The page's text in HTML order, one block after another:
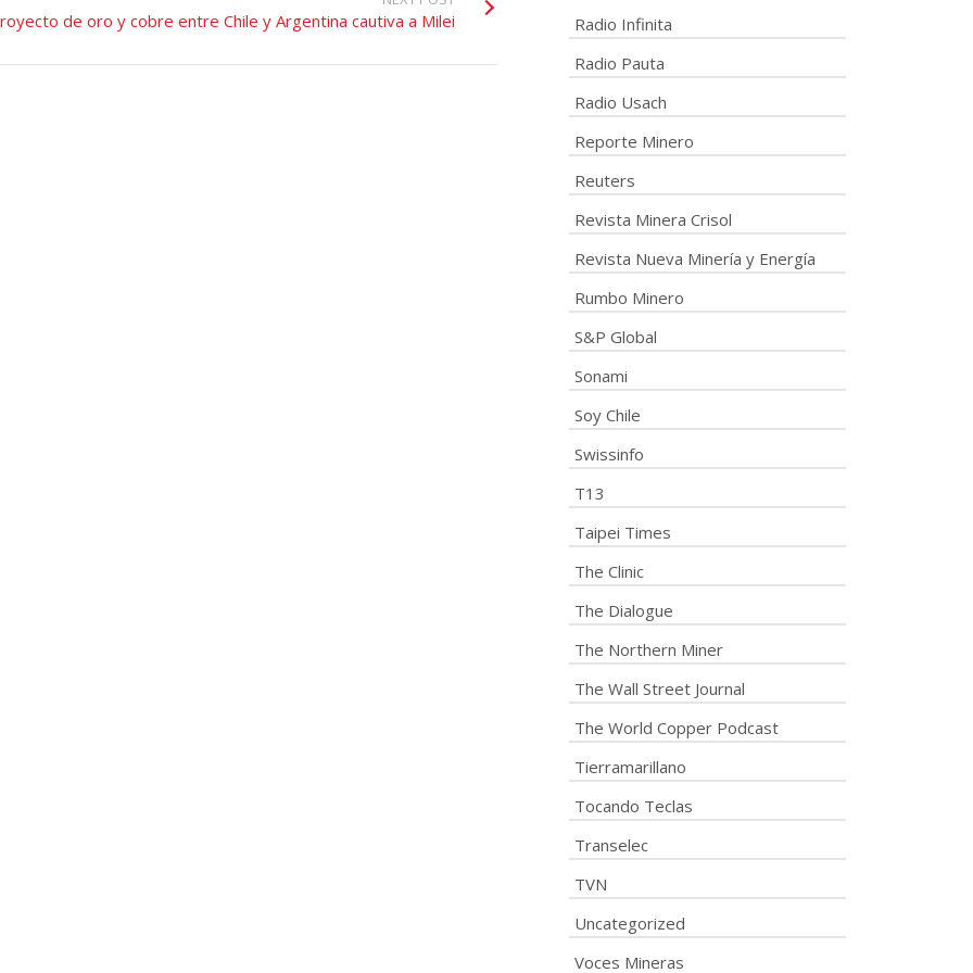
de oro y cobre entre Chile y Argentina cautiva a Milei
Radio Infinita
Radio Pauta
Radio Usach
Reporte Minero
Reuters
Revista Minera Crisol
Revista Nueva Minería y Energía
Rumbo Minero
S&P Global
Sonami
Soy Chile
Swissinfo
T13
Taipei Times
The Clinic
The Dialogue
The Northern Miner
The Wall Street Journal
The World Copper Podcast
Tierramarillano
Tocando Teclas
Transelec
TVN
Uncategorized
Voces Mineras